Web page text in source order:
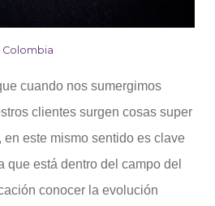
Colombia
cuando nos sumergimos
clientes surgen cosas super
este mismo sentido es clave
que está dentro del campo del
conocer la evolución